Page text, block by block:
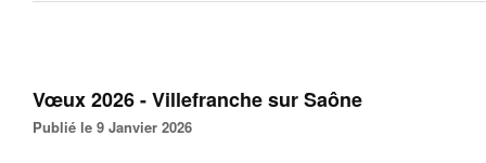
Vœux 2026 - Villefranche sur Saône
Publié le 9 Janvier 2026